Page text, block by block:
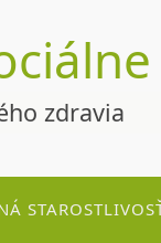
zdravia